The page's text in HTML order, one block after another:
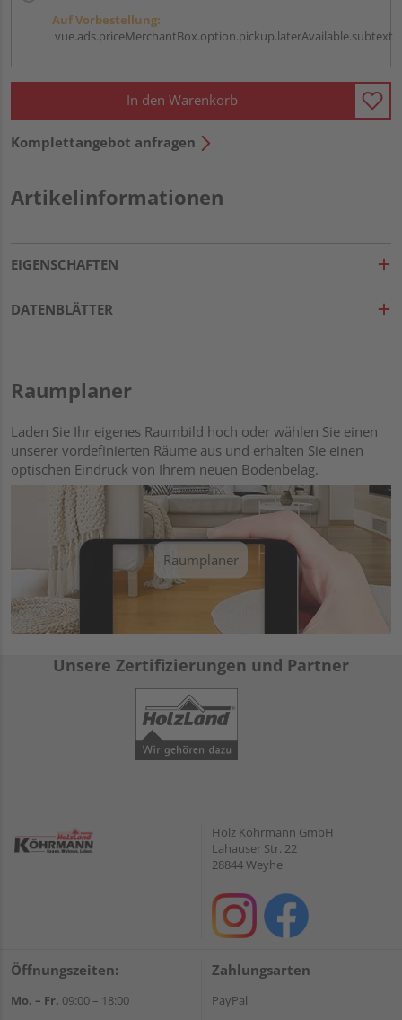
Auf Vorbestellung:
vue.ads.priceMerchantBox.option.pickup.laterAvailable.subtext
In den Warenkorb
Komplettangebot anfragen
Artikelinformationen
EIGENSCHAFTEN
DATENBLÄTTER
Raumplaner
Laden Sie Ihr eigenes Raumbild hoch oder wählen Sie einen
unserer vordefinierten Räume aus und erhalten Sie einen
optischen Eindruck von Ihrem neuen Bodenbelag.
Raumplaner
Unsere Zertifizierungen und Partner
Holz Köhrmann GmbH
Lahauser Str. 22
28844 Weyhe
Öffnungszeiten:
Mo. – Fr. 09:00 – 18:00
Zahlungsarten
PayPal